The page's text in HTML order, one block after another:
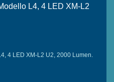
L4, 4 LED XM-L2
4 LED XM-L2 U2, 2000 Lumen.